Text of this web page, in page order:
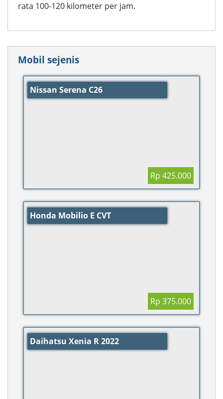
rata 100-120 kilometer per jam.
Mobil sejenis
Nissan Serena C26
Rp 425.000
Honda Mobilio E CVT
Rp 375.000
Daihatsu Xenia R 2022